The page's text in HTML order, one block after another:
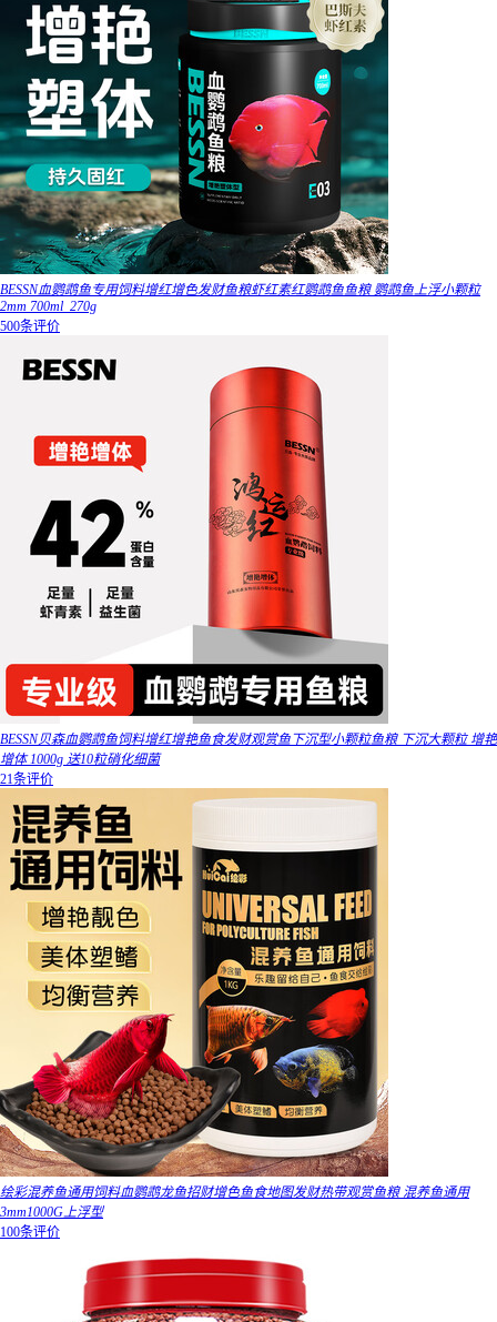
BESSN血鹦鹉鱼专用饲料增红增色发财鱼粮虾红素红鹦鹉鱼鱼粮 鹦鹉鱼上浮小颗粒
2mm 700ml_270g
500条评价
BESSN贝森血鹦鹉鱼饲料增红增艳鱼食发财观赏鱼下沉型小颗粒鱼粮 下沉大颗粒 增艳
增体 1000g 送10粒硝化细菌
21条评价
绘彩混养鱼通用饲料血鹦鹉龙鱼招财增色鱼食地图发财热带观赏鱼粮 混养鱼通用
3mm1000G上浮型
100条评价